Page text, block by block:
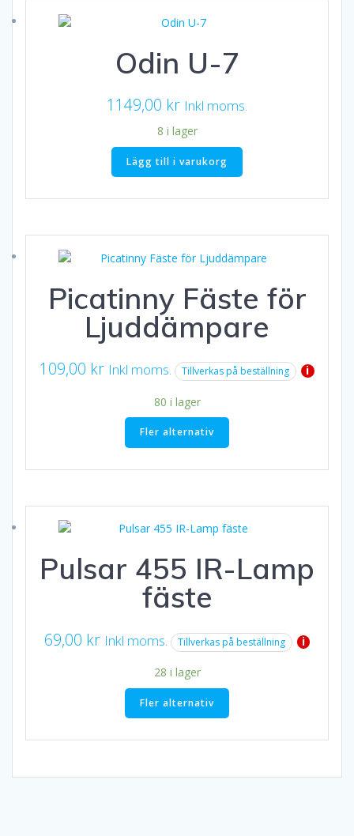
Odin U-7
1149,00 kr Inkl moms.
8 i lager
Lägg till i varukorg
Picatinny Fäste för
Ljuddämpare
109,00 kr Inkl moms. Tillverkas på beställning i
80 i lager
Fler alternativ
Pulsar 455 IR-Lamp
fäste
69,00 kr Inkl moms. Tillverkas på beställning i
28 i lager
Fler alternativ